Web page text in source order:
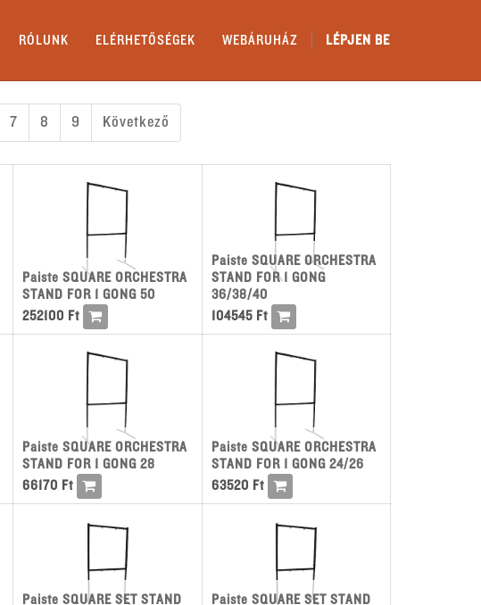
RÓLUNK ELÉRHETŐSÉGEK WEBÁRUHÁZ LÉPJEN BE
7 8 9 Következő
Paiste SQUARE ORCHESTRA
STAND FOR 1 GONG 50
252100 Ft
Paiste SQUARE ORCHESTRA
STAND FOR 1 GONG
36/38/40
104545Ft
Paiste SQUARE ORCHESTRA
STAND FOR 1 GONG 28
66170 Ft
Paiste SQUARE ORCHESTRA
STAND FOR 1 GONG 24/26
63520 Ft
Paiste SQUARE SET STAND
Paiste SQUARE SET STAND